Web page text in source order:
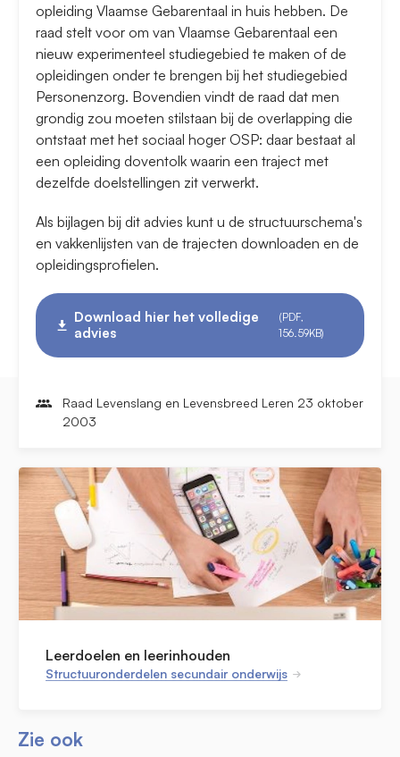
opleiding Vlaamse Gebarentaal in huis hebben. De
raad stelt voor om van Vlaamse Gebarentaal een
nieuw experimenteel studiegebied te maken of de
opleidingen onder te brengen bij het studiegebied
Personenzorg. Bovendien vindt de raad dat men
grondig zou moeten stilstaan bij de overlapping die
ontstaat met het sociaal hoger OSP: daar bestaat al
een opleiding doventolk waarin een traject met
dezelfde doelstellingen zit verwerkt.
Als bijlagen bij dit advies kunt u de structuurschema's
en vakkenlijsten van de trajecten downloaden en de
opleidingsprofielen.
Download hier het volledige
advies
(PDF,
156.59KB)
Raad Levenslang en Levensbreed Leren 23 oktober
2003
Leerdoelen en leerinhouden
Structuuronderdelen secundair onderwijs
Zie ook